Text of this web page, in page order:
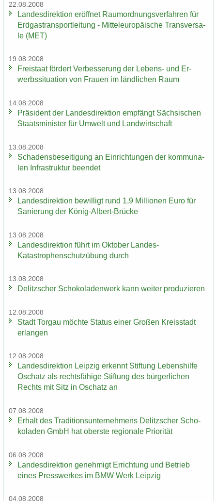
22.08.2008
Lan­des­di­rek­ti­on er­öff­net Raum­ord­nungs­ver­fah­ren für
Erd­gas­trans­port­lei­tung - Mit­tel­eu­ro­päi­sche Trans­ver­sa­
le (MET)
19.08.2008
Frei­staat för­dert Ver­bes­se­rung der Lebens-​ und Er­
werbs­si­tua­ti­on von Frau­en im länd­li­chen Raum
14.08.2008
Prä­si­dent der Lan­des­di­rek­ti­on emp­fängt Säch­si­schen
Staats­mi­nis­ter für Um­welt und Land­wirt­schaft
13.08.2008
Scha­dens­be­sei­ti­gung an Ein­rich­tun­gen der kom­mu­na­
len In­fra­struk­tur be­en­det
13.08.2008
Lan­des­di­rek­ti­on be­wil­ligt rund 1,9 Mil­lio­nen Euro für
Sa­nie­rung der König-​Albert-Brücke
13.08.2008
Lan­des­di­rek­ti­on führt im Ok­to­ber Landes-​
Katastrophenschutzübung durch
13.08.2008
De­litz­scher Scho­ko­la­den­werk kann wei­ter pro­du­zie­ren
12.08.2008
Stadt Tor­gau möch­te Sta­tus einer Gro­ßen Kreis­stadt
er­lan­gen
12.08.2008
Lan­des­di­rek­ti­on Leip­zig er­kennt Stif­tung Le­bens­hil­fe
Oschatz als rechts­fä­hi­ge Stif­tung des bür­ger­li­chen
Rechts mit Sitz in Oschatz an
07.08.2008
Er­halt des Tra­di­ti­ons­un­ter­neh­mens De­litz­scher Scho­
ko­la­den GmbH hat obers­te re­gio­na­le Prio­ri­tät
06.08.2008
Lan­des­di­rek­ti­on ge­neh­migt Er­rich­tung und Be­trieb
eines Press­wer­kes im BMW Werk Leip­zig
04.08.2008